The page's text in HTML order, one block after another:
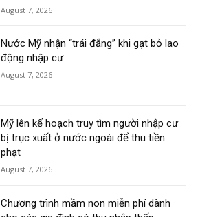
August 7, 2026
Nước Mỹ nhận “trái đắng” khi gạt bỏ lao
động nhập cư
August 7, 2026
Mỹ lên kế hoạch truy tìm người nhập cư
bị trục xuất ở nước ngoài để thu tiền
phạt
August 7, 2026
Chương trình mầm non miễn phí dành